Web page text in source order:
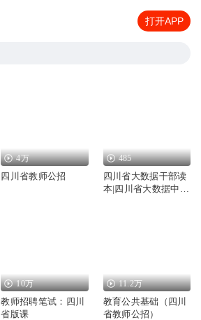
打开APP
4万
四川省教师公招
485
四川省大数据干部读
本|四川省大数据中心
10万
教师招聘笔试：四川
省版课
11.2万
教育公共基础（四川
省教师公招）